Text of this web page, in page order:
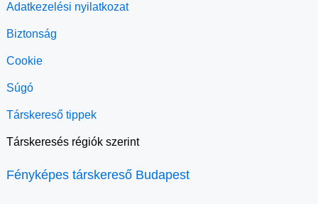
Adatkezelési nyilatkozat
Biztonság
Cookie
Súgó
Társkereső tippek
Társkeresés régiók szerint
Fényképes társkereső Budapest